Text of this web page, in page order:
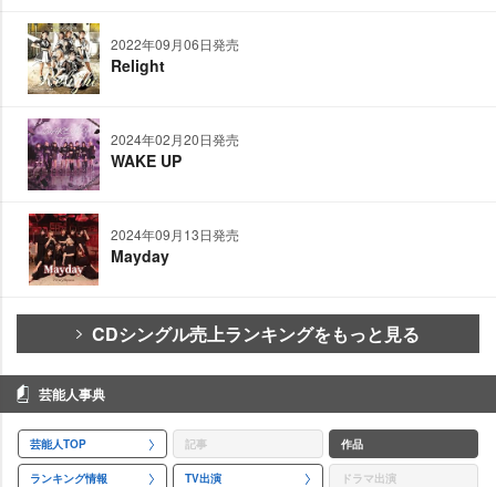
2022年09月06日発売
Relight
2024年02月20日発売
WAKE UP
2024年09月13日発売
Mayday
CDシングル売上ランキングをもっと見る
芸能人事典
芸能人TOP 記事 作品
ランキング情報 TV出演 ドラマ出演